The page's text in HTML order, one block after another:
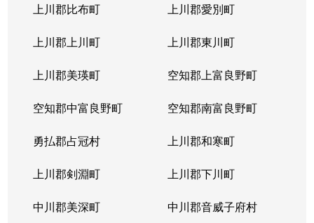
上川郡比布町 上川郡愛別町
上川郡上川町 上川郡東川町
上川郡美瑛町 空知郡上富良野町
空知郡中富良野町 空知郡南富良野町
勇払郡占冠村 上川郡和寒町
上川郡剣淵町 上川郡下川町
中川郡美深町 中川郡音威子府村